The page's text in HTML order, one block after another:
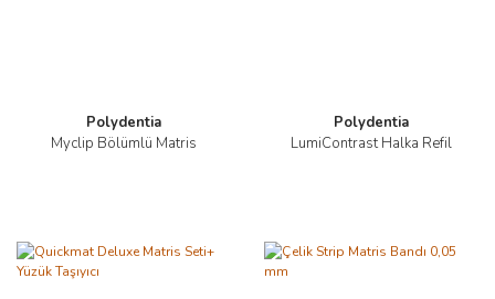
Polydentia
Myclip Bölümlü Matris
Polydentia
LumiContrast Halka Refil